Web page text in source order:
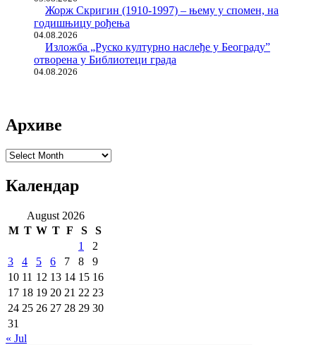
Жорж Скригин (1910-1997) – њему у спомен, на
годишњицу рођења
04.08.2026
Изложба „Руско културно наслеђе у Београду”
отворена у Библиотеци града
04.08.2026
Архиве
Архиве
Календар
August 2026
M T W T F S
S
1
2
3
4 5 6 7 8
9
10 11 12 13 14 15 16
17 18 19 20 21 22 23
24 25 26 27 28 29 30
31
« Jul